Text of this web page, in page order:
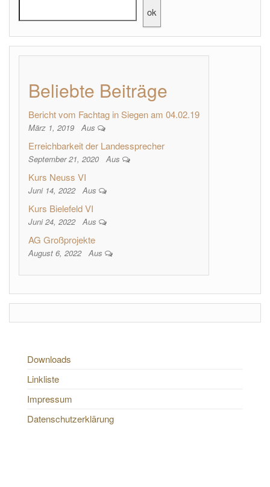
ok
Beliebte Beiträge
Bericht vom Fachtag in Siegen am 04.02.19
März 1, 2019 Aus
Erreichbarkeit der Landessprecher
September 21, 2020 Aus
Kurs Neuss VI
Juni 14, 2022 Aus
Kurs Bielefeld VI
Juni 24, 2022 Aus
AG Großprojekte
August 6, 2022 Aus
Downloads
Linkliste
Impressum
Datenschutzerklärung